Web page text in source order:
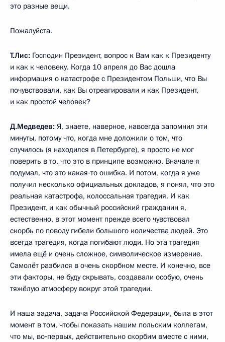
это разные вещи.
Пожалуйста.
Т.Лис: Господин Президент, вопрос к Вам как к Президенту
и как к человеку. Когда 10 апреля до Вас дошла
информация о катастрофе с Президентом Польши, что Вы
почувствовали, как Вы отреагировали и как Президент,
и как простой человек?
Д.Медведев: Я, знаете, наверное, навсегда запомнил эти
минуты, потому что, когда мне доложили о том, что
случилось (я находился в Петербурге), я просто не мог
поверить в то, что это в принципе возможно. Вначале я
подумал, что это какая‑то ошибка. И потом, когда я уже
получил несколько официальных докладов, я понял, что это
реальная катастрофа, колоссальная трагедия. И как
Президент, и как обычный российский гражданин я,
естественно, в этот момент прежде всего чувствовал
скорбь по поводу гибели большого количества людей. Это
всегда трагедия, когда погибают люди. Но эта трагедия
имела ещё и очень сложное, символическое измерение.
Самолёт разбился в очень скорбном месте. И конечно, все
эти факторы, не буду скрывать, создавали особую, очень
тяжёлую атмосферу вокруг этой трагедии.
И наша задача, задача Российской Федерации, была в этот
момент в том, чтобы показать нашим польским коллегам,
что мы, во‑первых, действительно скорбим вместе с ними,